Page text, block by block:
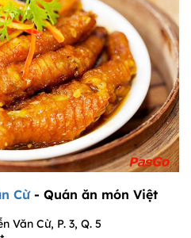
Cừ- Quán ăn món Việt
Văn Cừ, P. 3, Q. 5